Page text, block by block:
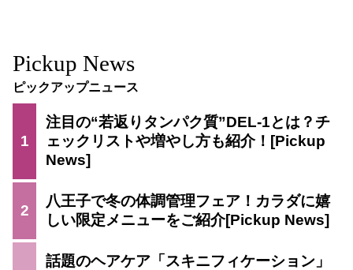
Pickup News
ピックアップニュース
1
注目の“若返りタンパク質”DEL-1とは？チ
ェックリストや増やし方も紹介！
2
八王子で冬の体調管理フェア！カラダに嬉
しい限定メニューをご紹介
話題のヘアケア「スキニフィケーション」